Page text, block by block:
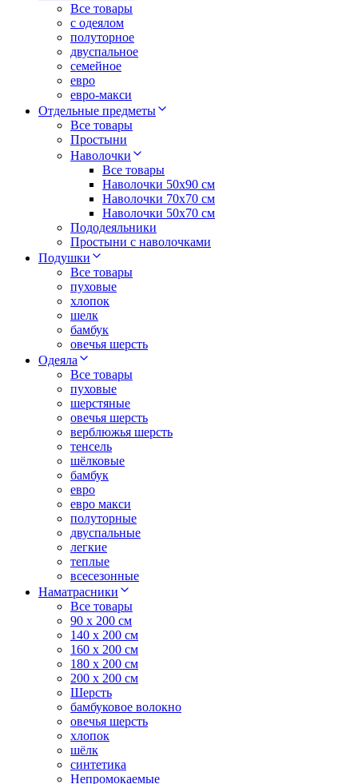
Все товары
с одеялом
полуторное
двуспальное
семейное
евро
евро-макси
Отдельные предметы
Все товары
Простыни
Наволочки
Все товары
Наволочки 50x90 см
Наволочки 70x70 cм
Наволочки 50х70 см
Пододеяльники
Простыни с наволочками
Подушки
Все товары
пуховые
хлопок
шелк
бамбук
овечья шерсть
Одеяла
Все товары
пуховые
шерстяные
овечья шерсть
верблюжья шерсть
тенсель
шёлковые
бамбук
евро
евро макси
полуторные
двуспальные
легкие
теплые
всесезонные
Наматрасники
Все товары
90 x 200 см
140 x 200 см
160 x 200 см
180 x 200 см
200 x 200 см
Шерсть
бамбуковое волокно
овечья шерсть
хлопок
шёлк
синтетика
Непромокаемые